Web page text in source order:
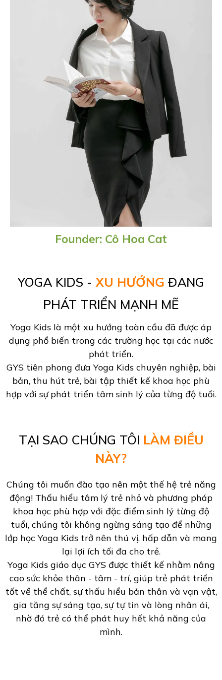
Founder: Cô Hoa Cat
YOGA KIDS - XU HƯỚNG ĐANG
PHÁT TRIỂN MẠNH MẼ
Yoga Kids là một xu hướng toàn cầu đã được áp
dụng phổ biến trong các trường học tại các nước
phát triển.
GYS tiên phong đưa Yoga Kids chuyên nghiệp, bài
bản, thu hút trẻ, bài tập thiết kế khoa học phù
hợp với sự phát triển tâm sinh lý của từng độ tuổi.
TẠI SAO CHÚNG TÔI LÀM ĐIỀU
NÀY?
Chúng tôi muốn đào tạo nên một thế hệ trẻ năng
động! Thấu hiểu tâm lý trẻ nhỏ và phương pháp
khoa học phù hợp với đặc điểm sinh lý từng độ
tuổi, chúng tôi không ngừng sáng tạo để những
lớp học Yoga Kids trở nên thú vị, hấp dẫn và mang
lại lợi ích tối đa cho trẻ.
Yoga Kids giáo dục GYS được thiết kế nhằm nâng
cao sức khỏe thân - tâm - trí, giúp trẻ phát triển
tốt về thể chất, sự thấu hiểu bản thân và vạn vật,
gia tăng sự sáng tạo, sự tự tin và lòng nhân ái,
nhờ đó trẻ có thể phát huy hết khả năng của
mình.